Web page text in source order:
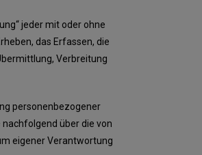
jeder mit oder ohne
das Erfassen, die
Verbreitung
personenbezogener
über die von
eigener Verantwortung